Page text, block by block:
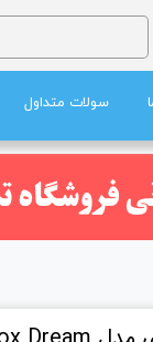
سولات متداول